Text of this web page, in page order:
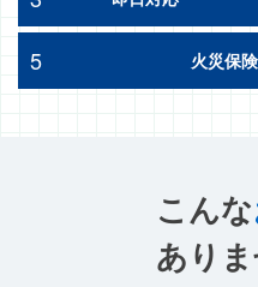
5 火災保
こんな
あり